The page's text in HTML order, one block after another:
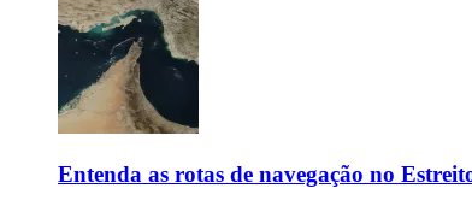
Entenda as rotas de navegação no